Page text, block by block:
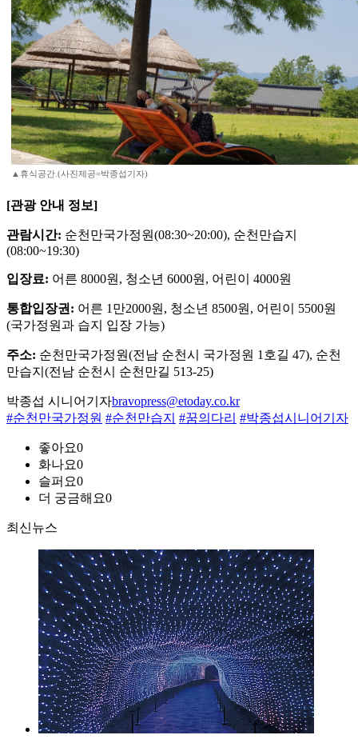
▲휴식공간.(사진제공=박종섭기자)
[관광 안내 정보]
관람시간: 순천만국가정원(08:30~20:00), 순천만습지
(08:00~19:30)
입장료: 어른 8000원, 청소년 6000원, 어린이 4000원
통합입장권: 어른 1만2000원, 청소년 8500원, 어린이 5500원
(국가정원과 습지 입장 가능)
주소: 순천만국가정원(전남 순천시 국가정원 1호길 47), 순천
만습지(전남 순천시 순천만길 513-25)
박종섭 시니어기자bravopress@etoday.co.kr
#순천만국가정원 #순천만습지 #꿈의다리 #박종섭시니어기자
좋아요0
화나요0
슬퍼요0
더 궁금해요0
최신뉴스